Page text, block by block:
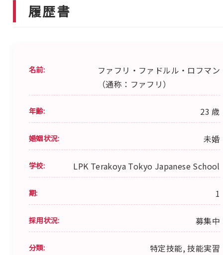
履歴書
名前:
ファフリ・ファドルル・ロフマン
（通称：ファフリ）
年齢: 23 歳
婚姻状況: 未婚
学校: LPK Terakoya Tokyo Japanese School
期: 1
採用状況: 募集中
分類: 特定技能, 技能実習